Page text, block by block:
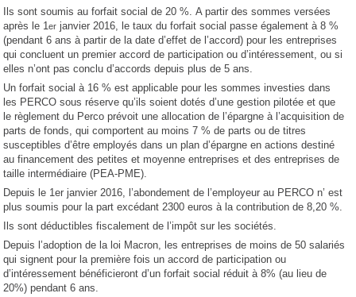
Ils sont soumis au forfait social de 20 %. A partir des sommes versées
après le 1er janvier 2016, le taux du forfait social passe également à 8 %
(pendant 6 ans à partir de la date d’effet de l’accord) pour les entreprises
qui concluent un premier accord de participation ou d’intéressement, ou si
elles n’ont pas conclu d’accords depuis plus de 5 ans.
Un forfait social à 16 % est applicable pour les sommes investies dans
les PERCO sous réserve qu’ils soient dotés d’une gestion pilotée et que
le règlement du Perco prévoit une allocation de l’épargne à l’acquisition de
parts de fonds, qui comportent au moins 7 % de parts ou de titres
susceptibles d’être employés dans un plan d’épargne en actions destiné
au financement des petites et moyenne entreprises et des entreprises de
taille intermédiaire (PEA-PME).
Depuis le 1er janvier 2016, l’abondement de l’employeur au PERCO n’ est
plus soumis pour la part excédant 2300 euros à la contribution de 8,20 %.
Ils sont déductibles fiscalement de l’impôt sur les sociétés.
Depuis l’adoption de la loi Macron, les entreprises de moins de 50 salariés
qui signent pour la première fois un accord de participation ou
d’intéressement bénéficieront d’un forfait social réduit à 8% (au lieu de
20%) pendant 6 ans.